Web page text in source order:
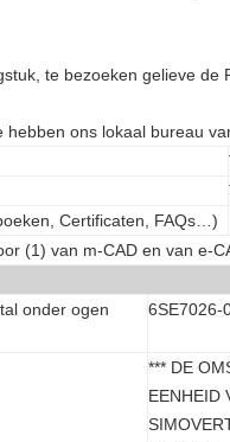
te bezoeken gelieve
hebben ons lokaal bureau
Certificaten, FAQs…)
(1) van m-CAD en van e-
onder ogen
6SE7026-
*** DE
EENHEID